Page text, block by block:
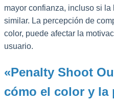
mayor confianza, incluso si
similar. La percepción de
color, puede afectar la
usuario.
«Penalty Shoot
cómo el color y la